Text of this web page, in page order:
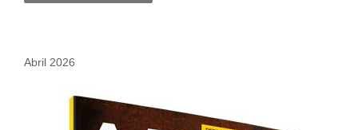
Abril 2026